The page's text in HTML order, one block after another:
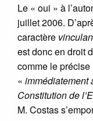
Le « oui » à
juillet 2006.
caractère
est donc en droit
comme le
« immédiatement
Constitution de
M. Costas